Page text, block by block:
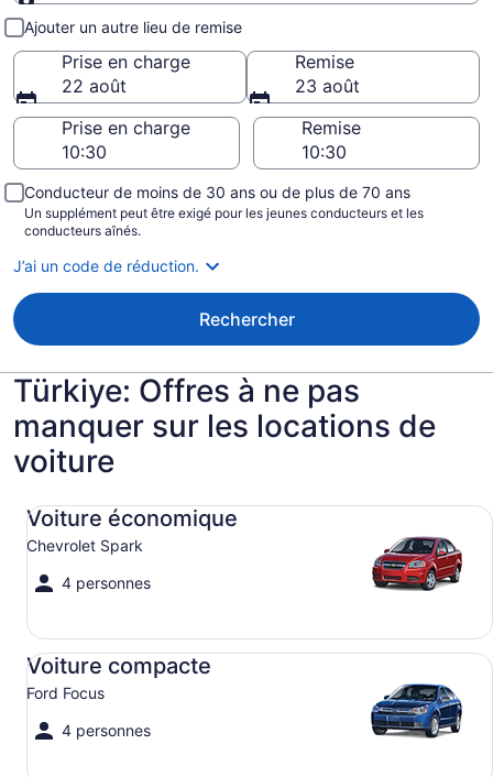
Prise en charge et remise
Ajouter un autre lieu de remise
Prise en charge
22 août
Remise
23 août
Prise en charge
Remise
Conducteur de moins de 30 ans ou de plus de 70 ans
Un supplément peut être exigé pour les jeunes conducteurs et les
conducteurs aînés.
J’ai un code de réduction.
Rechercher
Türkiye: Offres à ne pas
manquer sur les locations de
voiture
Voiture économique
Chevrolet Spark
4 personnes
Voiture économique Chevrolet Spark
Voiture compacte
Ford Focus
4 personnes
Voiture compacte Ford Focus